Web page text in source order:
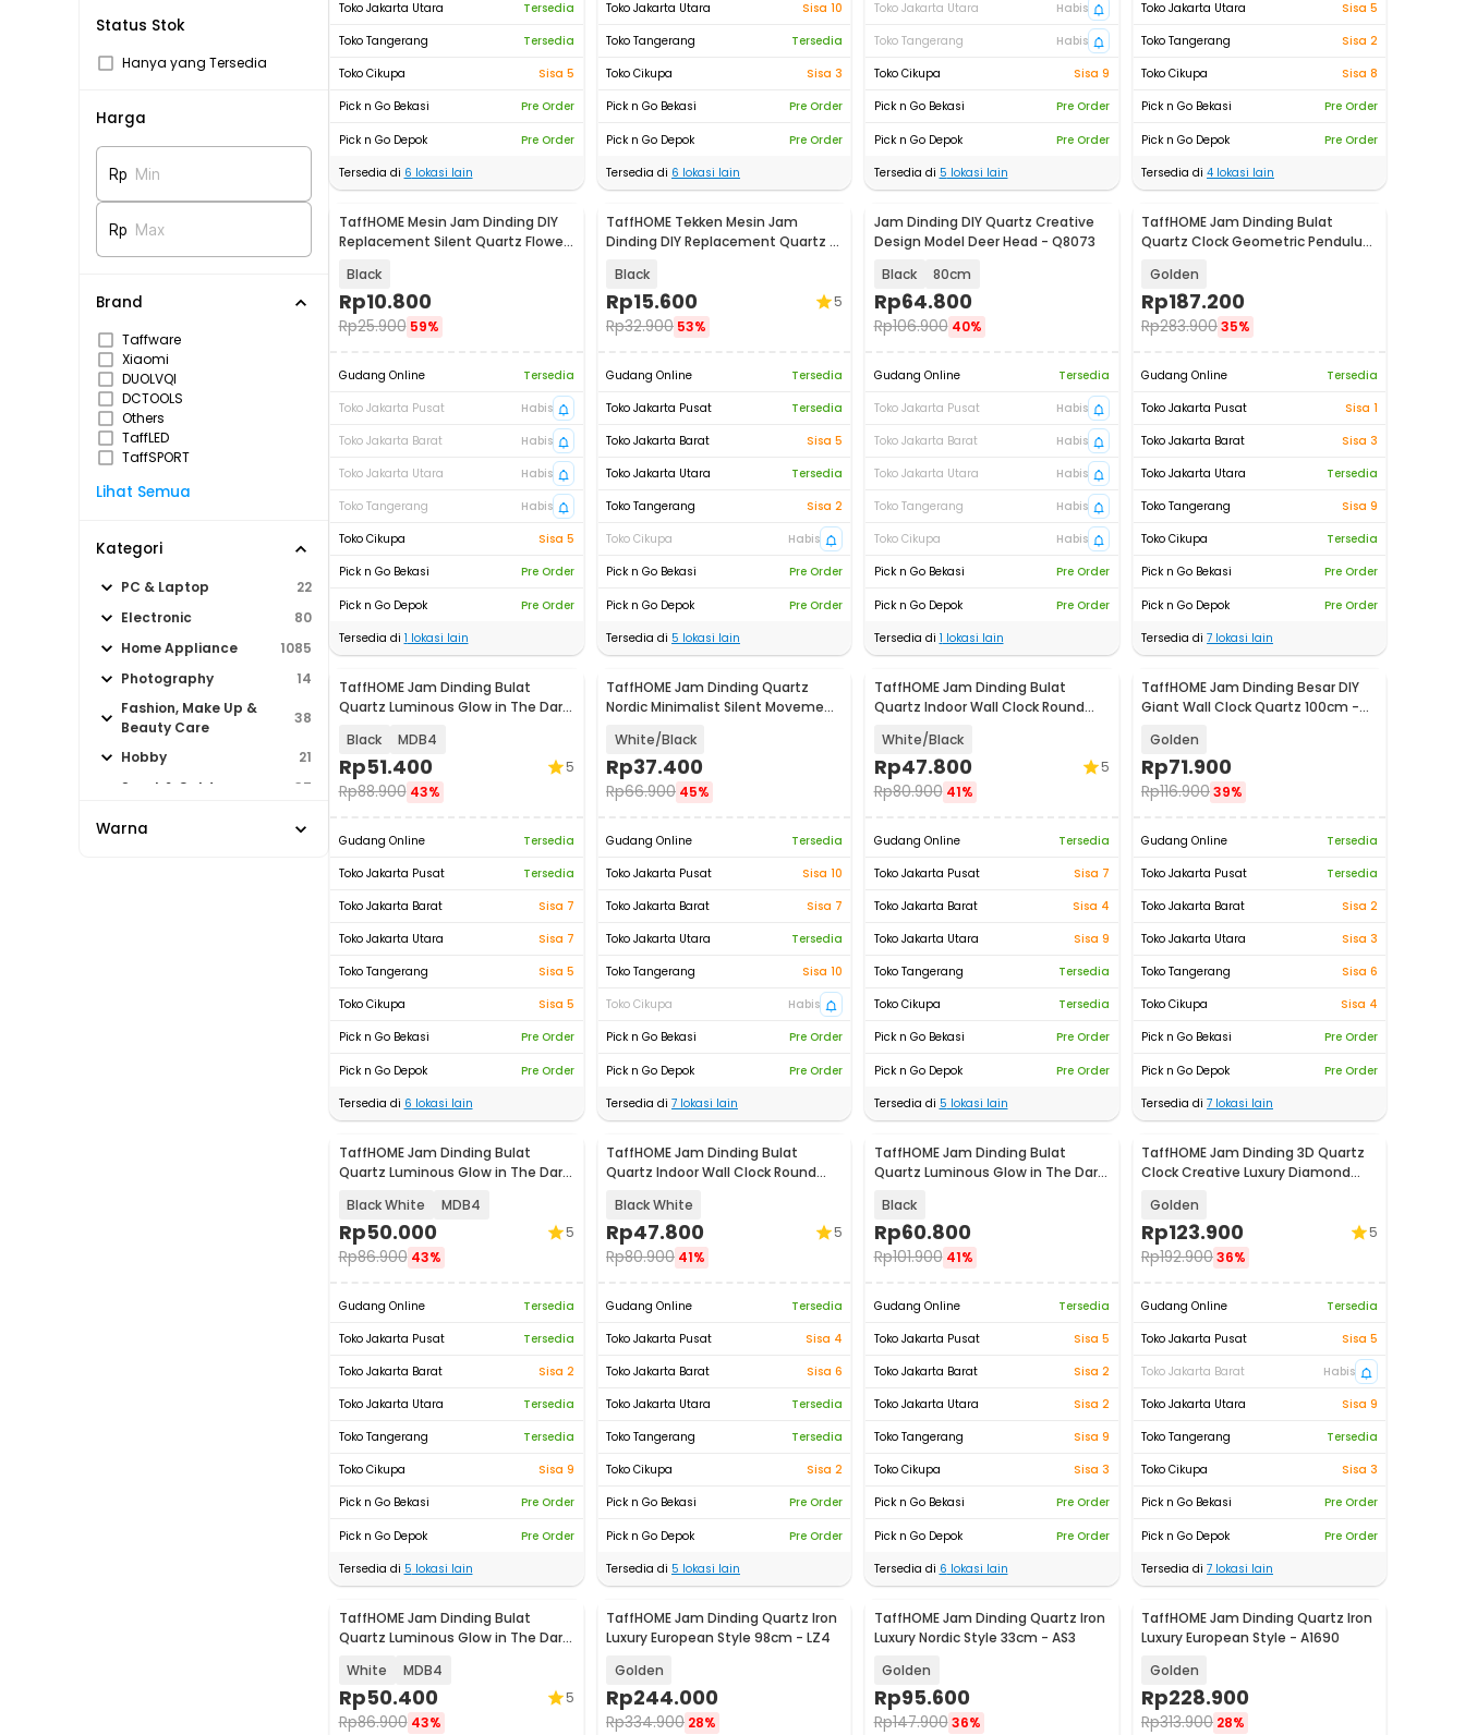
Status Stok
Hanya yang Tersedia
Harga
Rp Min
Rp Max
Brand
Taffware
Xiaomi
DUOLVQI
DCTOOLS
Others
TaffLED
TaffSPORT
Lihat Semua
Kategori
PC & Laptop
22
Electronic
80
Home Appliance
1085
Photography
14
Fashion, Make Up &
Beauty Care
38
Hobby
21
Sport & Outdoor
37
Warna
Toko Jakarta Utara
Tersedia
Toko Tangerang
Tersedia
Toko Cikupa
Sisa 5
Pick n Go Bekasi
Pre Order
Pick n Go Depok
Pre Order
Tersedia di 6 lokasi lain
Toko Jakarta Utara
Sisa 10
Toko Tangerang
Tersedia
Toko Cikupa
Sisa 3
Pick n Go Bekasi
Pre Order
Pick n Go Depok
Pre Order
Tersedia di 6 lokasi lain
Toko Jakarta Utara
Habis
Toko Tangerang
Habis
Toko Cikupa
Sisa 9
Pick n Go Bekasi
Pre Order
Pick n Go Depok
Pre Order
Tersedia di 5 lokasi lain
Toko Jakarta Utara
Sisa 5
Toko Tangerang
Sisa 2
Toko Cikupa
Sisa 8
Pick n Go Bekasi
Pre Order
Pick n Go Depok
Pre Order
Tersedia di 4 lokasi lain
TaffHOME Mesin Jam Dinding DIY
Replacement Silent Quartz Flower
Black
Rp10.800
Rp25.900 59%
Gudang Online
Tersedia
Toko Jakarta Pusat
Habis
Toko Jakarta Barat
Habis
Toko Jakarta Utara
Habis
Toko Tangerang
Habis
Toko Cikupa
Sisa 5
Pick n Go Bekasi
Pre Order
Pick n Go Depok
Pre Order
Tersedia di 1 lokasi lain
TaffHOME Tekken Mesin Jam
Dinding DIY Replacement Quartz -
Black
Rp15.600
Rp32.900 53%
5
Gudang Online
Tersedia
Toko Jakarta Pusat
Tersedia
Toko Jakarta Barat
Sisa 5
Toko Jakarta Utara
Tersedia
Toko Tangerang
Sisa 2
Toko Cikupa
Habis
Pick n Go Bekasi
Pre Order
Pick n Go Depok
Pre Order
Tersedia di 5 lokasi lain
Jam Dinding DIY Quartz Creative
Design Model Deer Head - Q8073
Black
80cm
Rp64.800
Rp106.900 40%
Gudang Online
Tersedia
Toko Jakarta Pusat
Habis
Toko Jakarta Barat
Habis
Toko Jakarta Utara
Habis
Toko Tangerang
Habis
Toko Cikupa
Habis
Pick n Go Bekasi
Pre Order
Pick n Go Depok
Pre Order
Tersedia di 1 lokasi lain
TaffHOME Jam Dinding Bulat
Quartz Clock Geometric Pendulum
Golden
Rp187.200
Rp283.90035%
Gudang Online
Tersedia
Toko Jakarta Pusat
Sisa 1
Toko Jakarta Barat
Sisa 3
Toko Jakarta Utara
Tersedia
Toko Tangerang
Sisa 9
Toko Cikupa
Tersedia
Pick n Go Bekasi
Pre Order
Pick n Go Depok
Pre Order
Tersedia di 7 lokasi lain
TaffHOME Jam Dinding Bulat
Quartz Luminous Glow in The Dark
Black MDB4
Rp51.400
Rp88.900 43%
5
Gudang Online
Tersedia
Toko Jakarta Pusat
Tersedia
Toko Jakarta Barat
Sisa 7
Toko Jakarta Utara
Sisa 7
Toko Tangerang
Sisa 5
Toko Cikupa
Sisa 5
Pick n Go Bekasi
Pre Order
Pick n Go Depok
Pre Order
Tersedia di 6 lokasi lain
TaffHOME Jam Dinding Quartz
Nordic Minimalist Silent Movement
White/Black
Rp37.400
Rp66.900 45%
Gudang Online
Tersedia
Toko Jakarta Pusat
Sisa 10
Toko Jakarta Barat
Sisa 7
Toko Jakarta Utara
Tersedia
Toko Tangerang
Sisa 10
Toko Cikupa
Habis
Pick n Go Bekasi
Pre Order
Pick n Go Depok
Pre Order
Tersedia di 7 lokasi lain
TaffHOME Jam Dinding Bulat
Quartz Indoor Wall Clock Round
White/Black
Rp47.800
Rp80.900 41%
5
Gudang Online
Tersedia
Toko Jakarta Pusat
Sisa 7
Toko Jakarta Barat
Sisa 4
Toko Jakarta Utara
Sisa 9
Toko Tangerang
Tersedia
Toko Cikupa
Tersedia
Pick n Go Bekasi
Pre Order
Pick n Go Depok
Pre Order
Tersedia di 5 lokasi lain
TaffHOME Jam Dinding Besar DIY
Giant Wall Clock Quartz 100cm -
Golden
Rp71.900
Rp116.90039%
Gudang Online
Tersedia
Toko Jakarta Pusat
Tersedia
Toko Jakarta Barat
Sisa 2
Toko Jakarta Utara
Sisa 3
Toko Tangerang
Sisa 6
Toko Cikupa
Sisa 4
Pick n Go Bekasi
Pre Order
Pick n Go Depok
Pre Order
Tersedia di 7 lokasi lain
TaffHOME Jam Dinding Bulat
Quartz Luminous Glow in The Dark
Black White MDB4
Rp50.000
Rp86.900 43%
5
Gudang Online
Tersedia
Toko Jakarta Pusat
Tersedia
Toko Jakarta Barat
Sisa 2
Toko Jakarta Utara
Tersedia
Toko Tangerang
Tersedia
Toko Cikupa
Sisa 9
Pick n Go Bekasi
Pre Order
Pick n Go Depok
Pre Order
Tersedia di 5 lokasi lain
TaffHOME Jam Dinding Bulat
Quartz Indoor Wall Clock Round
Black White
Rp47.800
Rp80.900 41%
5
Gudang Online
Tersedia
Toko Jakarta Pusat
Sisa 4
Toko Jakarta Barat
Sisa 6
Toko Jakarta Utara
Tersedia
Toko Tangerang
Tersedia
Toko Cikupa
Sisa 2
Pick n Go Bekasi
Pre Order
Pick n Go Depok
Pre Order
Tersedia di 5 lokasi lain
TaffHOME Jam Dinding Bulat
Quartz Luminous Glow in The Dark
Black
Rp60.800
Rp101.900 41%
Gudang Online
Tersedia
Toko Jakarta Pusat
Sisa 5
Toko Jakarta Barat
Sisa 2
Toko Jakarta Utara
Sisa 2
Toko Tangerang
Sisa 9
Toko Cikupa
Sisa 3
Pick n Go Bekasi
Pre Order
Pick n Go Depok
Pre Order
Tersedia di 6 lokasi lain
TaffHOME Jam Dinding 3D Quartz
Clock Creative Luxury Diamond
Golden
Rp123.900
Rp192.90036%
5
Gudang Online
Tersedia
Toko Jakarta Pusat
Sisa 5
Toko Jakarta Barat
Habis
Toko Jakarta Utara
Sisa 9
Toko Tangerang
Tersedia
Toko Cikupa
Sisa 3
Pick n Go Bekasi
Pre Order
Pick n Go Depok
Pre Order
Tersedia di 7 lokasi lain
TaffHOME Jam Dinding Bulat
Quartz Luminous Glow in The Dark
White MDB4
Rp50.400
Rp86.900 43%
5
TaffHOME Jam Dinding Quartz Iron
Luxury European Style 98cm - LZ4
Golden
Rp244.000
Rp334.900 28%
TaffHOME Jam Dinding Quartz Iron
Luxury Nordic Style 33cm - AS3
Golden
Rp95.600
Rp147.900 36%
TaffHOME Jam Dinding Quartz Iron
Luxury European Style - A1690
Golden
Rp228.900
Rp313.900 28%